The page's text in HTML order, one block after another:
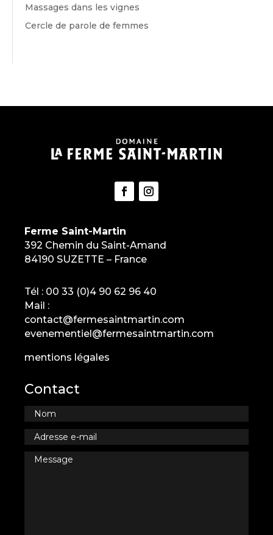
Massages dans les vignes
Cercle de parole de femmes
Ferme Saint-Martin
392 Chemin du Saint-Amand
84190 SUZETTE – France
Tél : 00 33 (0)4 90 62 96 40
Mail :
contact@fermesaintmartin.com
evenementiel@fermesaintmartin.com
mentions légales
Contact